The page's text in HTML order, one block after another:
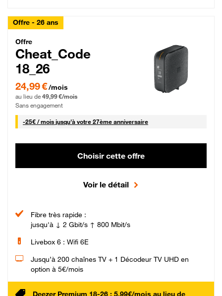
Offre - 26 ans
Cheat_Code Fibre_18_26
Offre
Cheat_Code
18_26
24,99 € par mois pendant 0 mois puis 49,99 € par mois, Sans engagement
24,99 €/mois
au lieu de 49,99 €/mois
Sans engagement
-25€ / mois25 € par mois
jusqu'à votre 27ème anniversaire
Choisir cette offre
Voir le détail
Fibre très rapide :
jusqu'à ↓ 2 Gbit/s ↑ 800 Mbit/s
Livebox 6 : Wifi 6E
Jusqu’à 200 chaînes TV + 1 Décodeur TV UHD en
option à 5€/mois
Deezer Premium 18-26 : 5,99€/mois au lieu de